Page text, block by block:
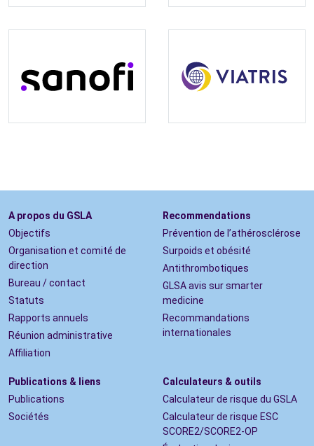
A propos du GSLA
Objectifs
Organisation et comité de
direction
Bureau / contact
Statuts
Rapports annuels
Réunion administrative
Affiliation
Recommendations
Prévention de l’athérosclérose
Surpoids et obésité
Antithrombotiques
GLSA avis sur smarter
medicine
Recommandations
internationales
Publications & liens
Publications
Sociétés
Calculateurs & outils
Calculateur de risque du GSLA
Calculateur de risque ESC
SCORE2/SCORE2-OP